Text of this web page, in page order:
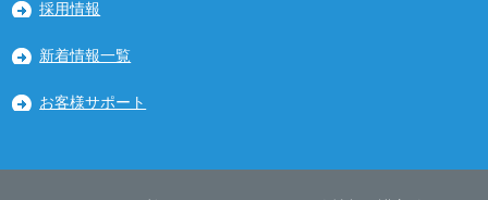
採用情報
新着情報一覧
お客様サポート